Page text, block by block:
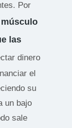
Por
las
dinero
el
su
un bajo
sale